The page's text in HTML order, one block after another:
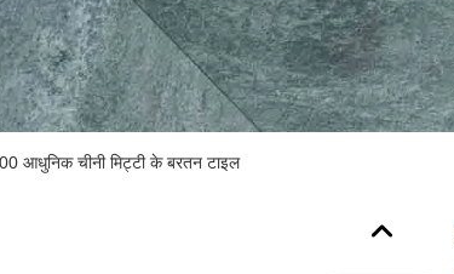
आधुनिक चीनी मिट्टी के बरतन टाइल